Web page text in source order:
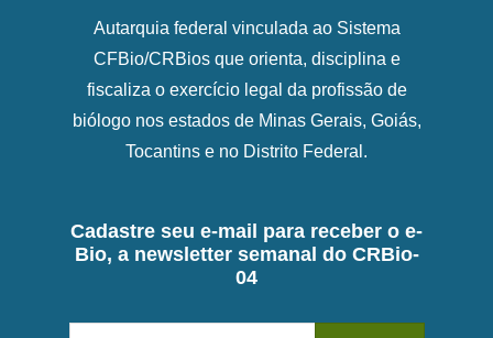
Autarquia federal vinculada ao Sistema
CFBio/CRBios que orienta, disciplina e
fiscaliza o exercício legal da profissão de
biólogo nos estados de Minas Gerais, Goiás,
Tocantins e no Distrito Federal.
Cadastre seu e-mail para receber o e-
Bio, a newsletter semanal do CRBio-
04